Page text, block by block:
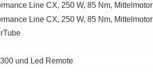
Line CX, 250 W, 85 Nm, Mittelmotor
Line CX, 250 W, 85 Nm, Mittelmotor
und Led Remote